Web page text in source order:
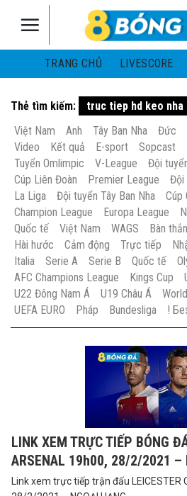
TRANG CHỦ
LIVESCORE
Thẻ tìm kiếm:
truc tiep hd keo nha
Việt Nam
Anh Tây Ban Nha Đức
Video
Kết quả E-sport Sopcast
Tuyển Omlimpic
V-League Đội
Cúp Liên Đoàn
Premier League Đội
La Liga
Đội tuyển Tây Ban Nha Cúp
Champion League
Europa League
Quốc tế
Việt Nam WAGS Bàn
Hài hước
Cảm động Trực tiếp
Italia
Serie A Serie B Quốc tế
AFC Champions League
Kings Cup
U22 Đông Nam Á
U19 Châu Á
UEFA EURO
Pháp Bundesliga !
LINK XEM TRỰC TIẾP BÓNG
ARSENAL 19h00, 28/2/2021 –
Link xem trực tiếp trận đấu LEICESTER